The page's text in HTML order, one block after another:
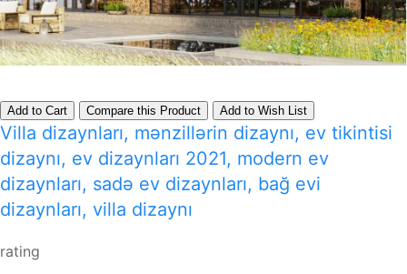
Add to Cart Compare this Product Add to Wish List
Villa dizaynları, mənzillərin dizaynı, ev tikintisi
dizaynı, ev dizaynları 2021, modern ev
dizaynları, sadə ev dizaynları, bağ evi
dizaynları, villa dizaynı
rating